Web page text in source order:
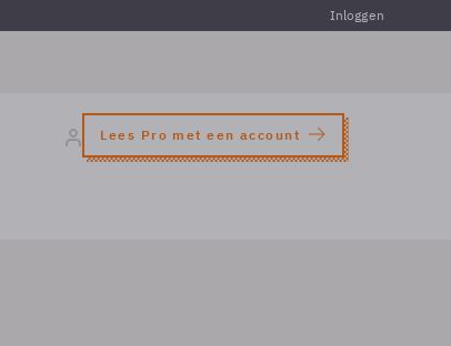
Inloggen
Lees Pro met een account